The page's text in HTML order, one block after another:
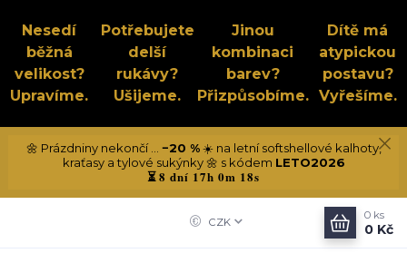
Nesedí
běžná
velikost?
Upravíme.
Potřebujete
delší
rukávy?
Ušijeme.
Jinou
kombinaci
barev?
Přizpůsobíme.
Dítě má
atypickou
postavu?
Vyřešíme.
🌼 Prázdniny nekončí ... −20 %☀️ na letní softshellové kalhoty,
kraťasy a tylové sukýnky 🌼 s kódem LETO2026
⏳8 dní 17h 0m 17s
CZK
0 ks
0 Kč